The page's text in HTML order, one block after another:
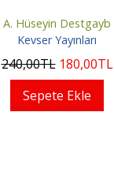
A. Hüseyin Destgayb
Kevser Yayınları
240,00TL 180,00TL
Sepete Ekle